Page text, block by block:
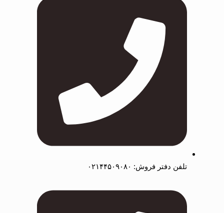
تلفن دفتر فروش: ۰۲۱۴۴۵۰۹۰۸۰